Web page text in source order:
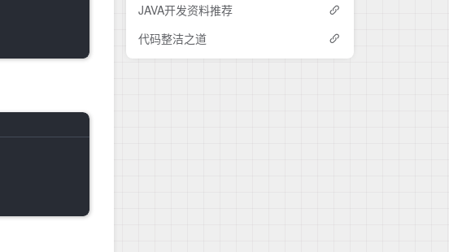
JAVA开发资料推荐
代码整洁之道